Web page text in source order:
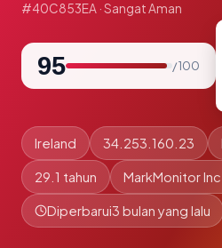
#40C853EA · Sangat Aman
95 / 100
Ireland 34.253.160.23
29.1 tahun MarkMonitor Inc.
Diperbarui3 bulan yang lalu